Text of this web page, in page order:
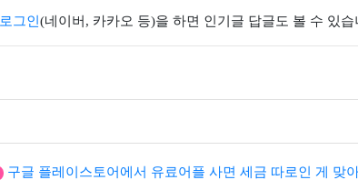
로그인 (네이버, 카카오 등)을 하면 인기글 답글도 볼 수 있습
구글 플레이스토어에서 유료어플 사면 세금 따로인 게 맞